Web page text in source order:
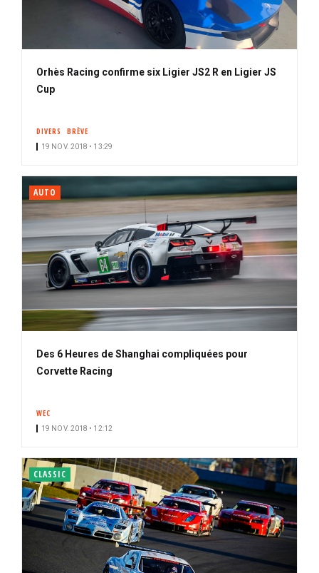
Orhès Racing confirme six Ligier JS2 R en Ligier JS
Cup
DIVERS BRÈVE
19 NOV. 2018 • 13:29
AUTO
Des 6 Heures de Shanghai compliquées pour
Corvette Racing
WEC
19 NOV. 2018 • 12:12
CLASSIC